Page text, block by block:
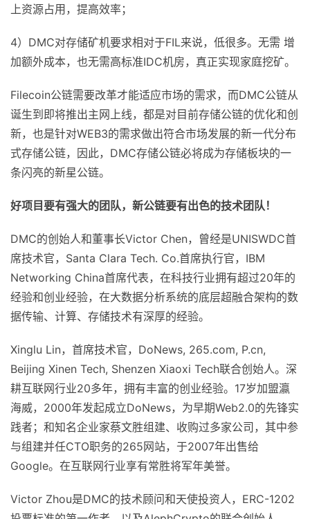
上资源占用，提高效率；
4）DMC对存储矿机要求相对于FIL来说，低很多。无需 增
加额外成本，也无需高标准IDC机房，真正实现家庭挖矿。
Filecoin公链需要改革才能适应市场的需求，而DMC公链从
诞生到即将推出主网上线，都是对目前存储公链的优化和创
新，也是针对WEB3的需求做出符合市场发展的新一代分布
式存储公链，因此，DMC存储公链必将成为存储板块的一
条闪亮的新星公链。
好项目要有强大的团队，新公链要有出色的技术团队！
DMC的创始人和董事长Victor Chen，曾经是UNISWDC首
席技术官，Santa Clara Tech. Co.首席执行官，IBM
Networking China首席代表，在科技行业拥有超过20年的
经验和创业经验，在大数据分析系统的底层超融合架构的数
据传输、计算、存储技术有深厚的经验。
Xinglu Lin，首席技术官，DoNews, 265.com, P.cn,
Beijing Xinen Tech, Shenzen Xiaoxi Tech联合创始人。深
耕互联网行业20多年，拥有丰富的创业经验。17岁加盟瀛
海威，2000年发起成立DoNews，为早期Web2.0的先锋实
践者；和知名企业家蔡文胜组建、收购过多家公司，其中参
与组建并任CTO职务的265网站，于2007年出售给
Google。在互联网行业享有常胜将军年美誉。
Victor Zhou是DMC的技术顾问和天使投资人，ERC-1202